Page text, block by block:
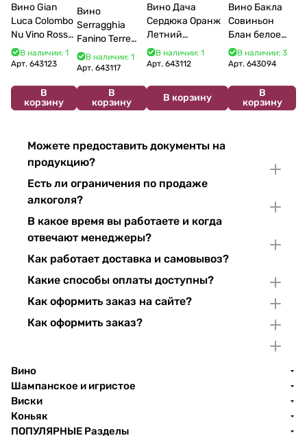
Вино Gian
Luca Colombo
Nu Vino Rosso
2025 750 мл
В наличии: 1
Арт. 643123
В
корзину
Вино
Serragghia
Fanino Terre
Siciliane IGP
2022 750 мл
В наличии: 1
Арт.643117
В
корзину
Вино Дача
Сердюка Оранж
Летний
Сибирьковый
2024 750 мл
В наличии: 1
Арт. 643112
В корзину
Вино Бакла
Совиньон
Блан белое
сухое 750 мл
12%
В наличии: 3
Арт.643094
В
корзину
Можете предоставить документы на
продукцию?
Есть ли ограничения по продаже
алкоголя?
В какое время вы работаете и когда
отвечают менеджеры?
Как работает доставка и самовывоз?
Какие способы оплаты доступны?
Как оформить заказ на сайте?
Как оформить заказ?
Вино
Шампанское и игристое
Виски
Коньяк
ПОПУЛЯРНЫЕ Разделы